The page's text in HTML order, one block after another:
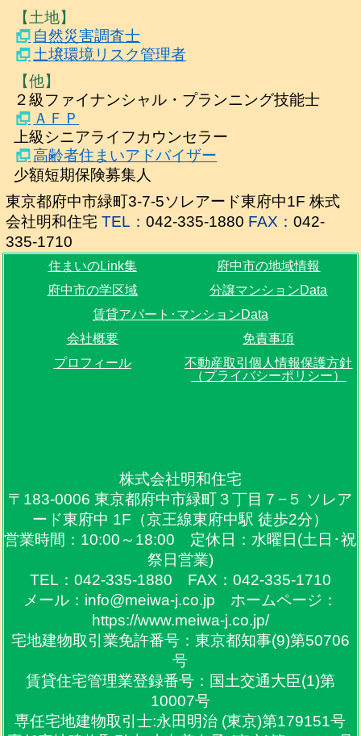
【土地】
自然災害調査士
土壌環境リスク管理者
【他】
２級ファイナンシャル・プランニング技能士
ＡＦＰ
上級シニアライフカウンセラー
高齢者住まいアドバイザー
少額短期保険募集人
東京都府中市緑町3-7-5ソレアード東府中1F 株式
会社明和住宅TEL：042-335-1880 FAX：042-
335-1710
住まいのLink集
府中市の地域情報
府中市の学区域
分譲マンションData
賃貸アパート･マンションData
会社概要
免責事項
プロフィール
不動産取引個人情報保護方針
（プライバシーポリシー）
株式会社明和住宅
〒183-0006 東京都府中市緑町３丁目７−５ ソレア
ード東府中 1F（京王線東府中駅 徒歩2分）
営業時間：10:00～18:00 定休日：水曜日(土日･祝
祭日営業)
TEL：042-335-1880 FAX：042-335-1710
メール：info@meiwa-j.co.jp ホームページ：
https://www.meiwa-j.co.jp/
宅地建物取引業免許番号：東京都知事(9)第50706
号
賃貸住宅管理業登録番号：国土交通大臣(1)第
10007号
専任宅地建物取引士:永田明治 (東京)第179151号